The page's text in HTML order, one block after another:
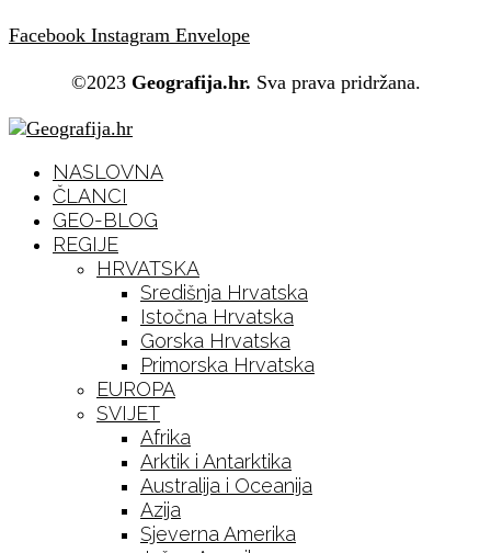
Facebook Instagram Envelope
©2023 Geografija.hr. Sva prava pridržana.
NASLOVNA
ČLANCI
GEO-BLOG
REGIJE
HRVATSKA
Središnja Hrvatska
Istočna Hrvatska
Gorska Hrvatska
Primorska Hrvatska
EUROPA
SVIJET
Afrika
Arktik i Antarktika
Australija i Oceanija
Azija
Sjeverna Amerika